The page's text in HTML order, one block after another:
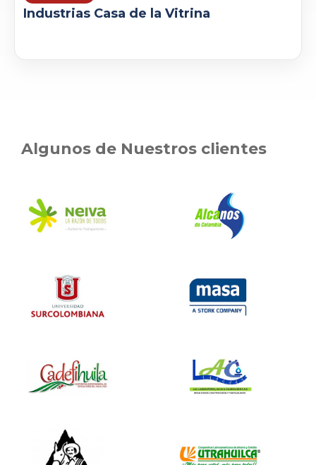
Industrias Casa de la Vitrina
Algunos de Nuestros clientes